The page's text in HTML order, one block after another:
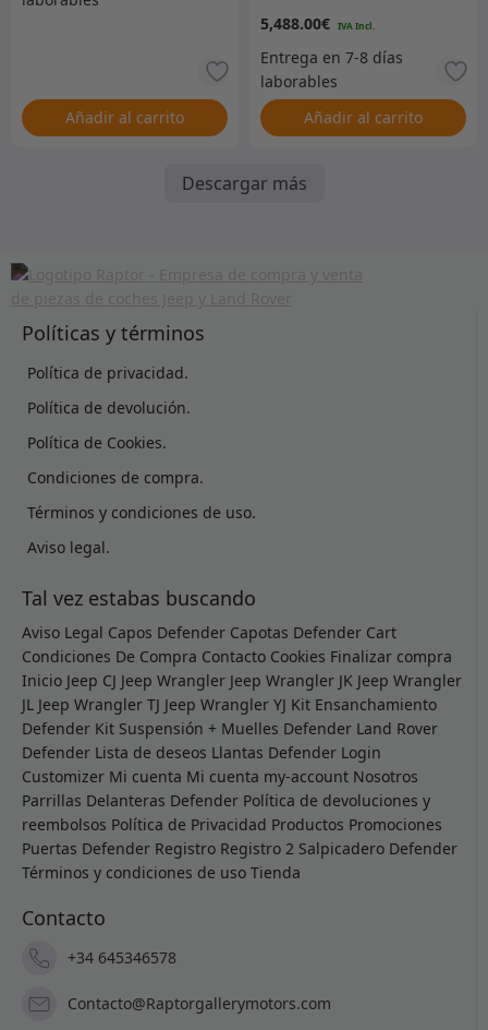
Añadir al carrito
galvanizada –
MACH14SWCC
5,488.00€
Añadir al carrito
Descargar más
Políticas y términos
Política de privacidad.
Política de devolución.
Política de Cookies.
Condiciones de compra.
Términos y condiciones de uso.
Aviso legal.
Tal vez estabas buscando
Aviso Legal Capos Defender Capotas Defender Cart
Condiciones De Compra Contacto Cookies Finalizar compra
Inicio Jeep CJ Jeep Wrangler Jeep Wrangler JK Jeep Wrangler
JL Jeep Wrangler TJ Jeep Wrangler YJ Kit Ensanchamiento
Defender Kit Suspensión + Muelles Defender Land Rover
Defender Lista de deseos Llantas Defender Login
Customizer Mi cuenta Mi cuenta my-account Nosotros
Parrillas Delanteras Defender Política de devoluciones y
reembolsos Política de Privacidad Productos Promociones
Puertas Defender Registro Registro 2 Salpicadero Defender
Términos y condiciones de uso Tienda
Contacto
+34 645346578
Contacto@Raptorgallerymotors.com